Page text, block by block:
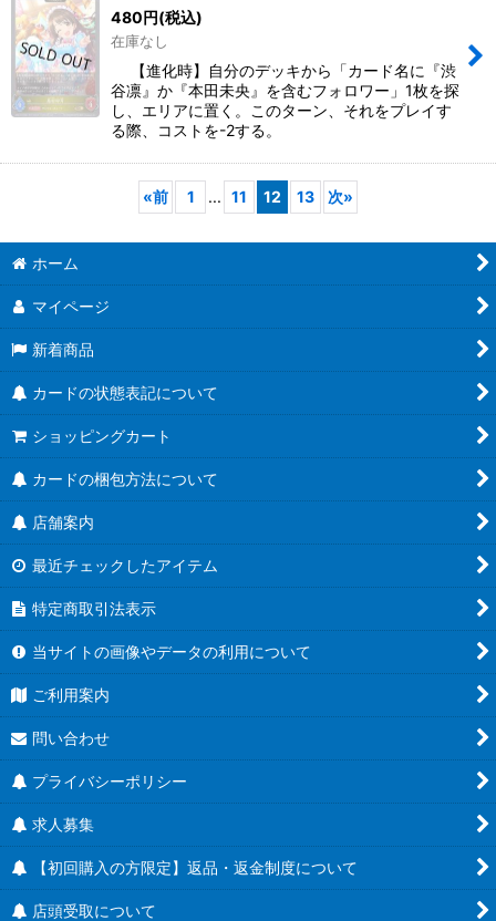
480円(税込)
在庫なし
【進化時】自分のデッキから「カード名に『渋
谷凛』か『本田未央』を含むフォロワー」1枚を探
し、エリアに置く。このターン、それをプレイす
る際、コストを-2する。
«前 1 ... 11 12 13 次»
ホーム
マイページ
新着商品
カードの状態表記について
ショッピングカート
カードの梱包方法について
店舗案内
最近チェックしたアイテム
特定商取引法表示
当サイトの画像やデータの利用について
ご利用案内
問い合わせ
プライバシーポリシー
求人募集
【初回購入の方限定】返品・返金制度について
店頭受取について